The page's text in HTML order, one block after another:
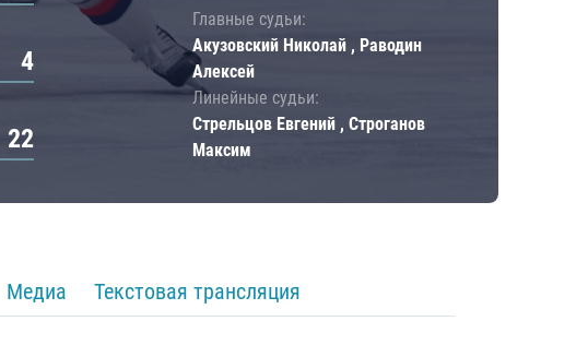
4
22
Главные судьи:
Акузовский Николай , Раводин
Алексей
Линейные судьи:
Стрельцов Евгений , Строганов
Максим
Медиа Текстовая трансляция